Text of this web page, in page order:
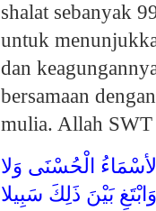
shalat sebanyak
untuk
dan
bersamaan
mulia. Allah
الْحُسْنَى وَلا
بَيْنَ ذَلِكَ سَبِيلا